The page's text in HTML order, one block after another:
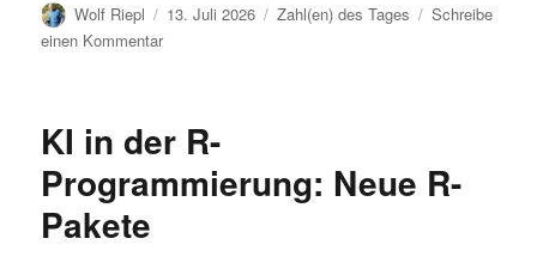
Autor
Wolf Riepl
Veröffentlicht
13. Juli 2026 Kategorien
Zahl(en) des Tages
Schreibe
einen Kommentarzu
ein
inne
KI in der R-
Programmierung: Neue R-
Pakete